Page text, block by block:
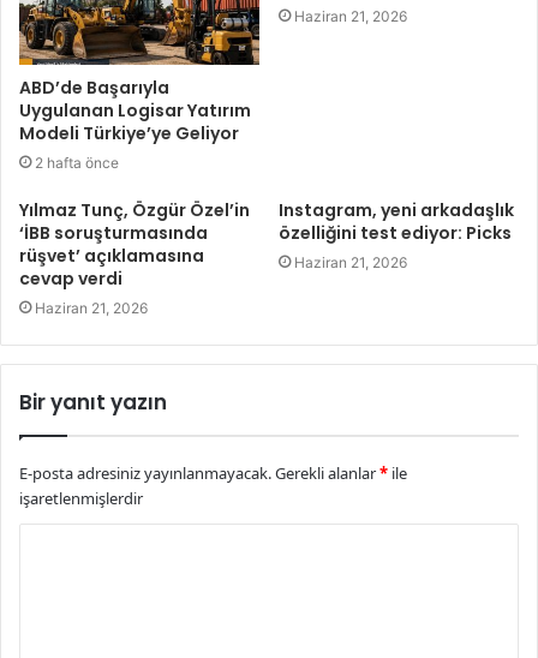
ABD’de Başarıyla
Uygulanan Logisar Yatırım
Modeli Türkiye’ye Geliyor
2 hafta önce
Haziran 21, 2026
Yılmaz Tunç, Özgür Özel’in
‘İBB soruşturmasında
rüşvet’ açıklamasına
cevap verdi
Haziran 21, 2026
Instagram, yeni arkadaşlık
özelliğini test ediyor: Picks
Haziran 21, 2026
Bir yanıt yazın
E-posta adresiniz yayınlanmayacak.Gerekli alanlar* ile
işaretlenmişlerdir